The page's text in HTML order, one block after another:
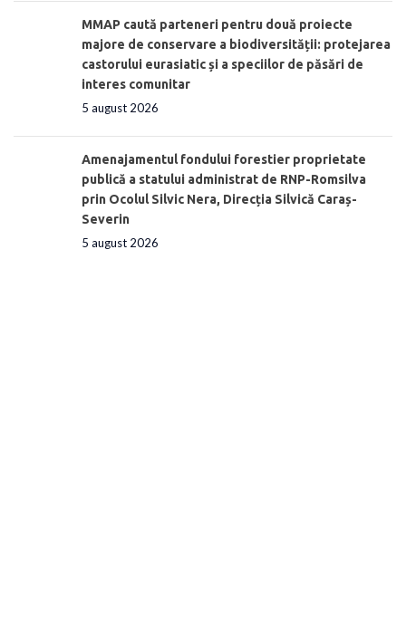
MMAP caută parteneri pentru două proiecte
majore de conservare a biodiversității: protejarea
castorului eurasiatic și a speciilor de păsări de
interes comunitar
5 august 2026
Amenajamentul fondului forestier proprietate
publică a statului administrat de RNP-Romsilva
prin Ocolul Silvic Nera, Direcția Silvică Caraș-
Severin
5 august 2026